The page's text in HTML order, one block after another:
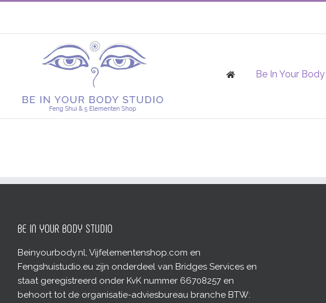
Skip
Be In Your Body
BE IN YOUR BODY STUDIO
Beinyourbody.nl, Vijfelementenshop.com en
Fengshuistudio.eu zijn onderdeel van Bridges Services en
staat geregistreerd onder KvK nummer 66708257 en
behoort tot de organisatie-adviesbureau branche BTW: